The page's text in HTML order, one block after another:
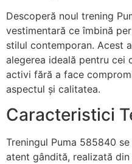
Descoperă noul trening
vestimentară ce îmbină
stilul contemporan. Acest
alegerea ideală pentru cei
activi fără a face
aspectul și calitatea.
Caracteristici
Treningul Puma 585840
atent gândită, realizată